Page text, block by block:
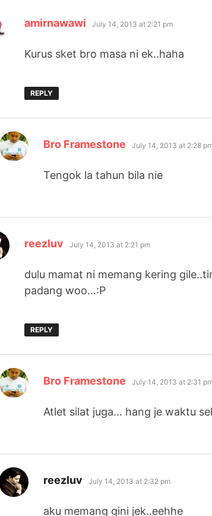
amirnawawi says:
July 14, 2013 at 2:21 pm
Kurus sket bro masa ni ek..haha
REPLY
Bro Framestone says:
July 14, 2013 at 2:28
Tengok la tahun bila nie
reezluv says:
July 14, 2013 at 2:21 pm
dulu mamat ni memang kering
padang woo…:P
REPLY
Bro Framestone says:
July 14, 2013 at 2:31
Atlet silat juga… hang je waktu
reezluv says:
July 14, 2013 at 2:32 pm
aku memang gini jek..eehhe